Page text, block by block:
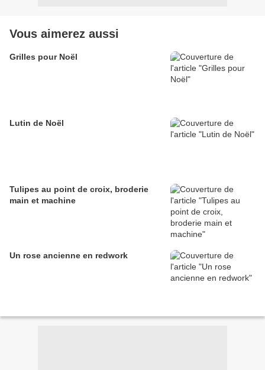
Vous aimerez aussi
Grilles pour Noël
Lutin de Noël
Tulipes au point de croix, broderie
main et machine
Un rose ancienne en redwork